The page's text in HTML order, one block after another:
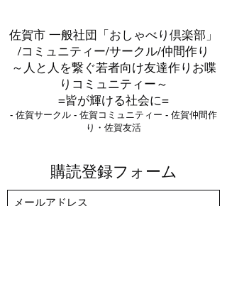
佐賀市 一般社団「おしゃべり倶楽部」
/コミュニティー/サークル/仲間作り
～人と人を繋ぐ若者向け友達作りお喋
りコミュニティー～
=皆が輝ける社会に=
- 佐賀サークル - 佐賀コミュニティー - 佐賀仲間作
り・佐賀友活
購読登録フォーム